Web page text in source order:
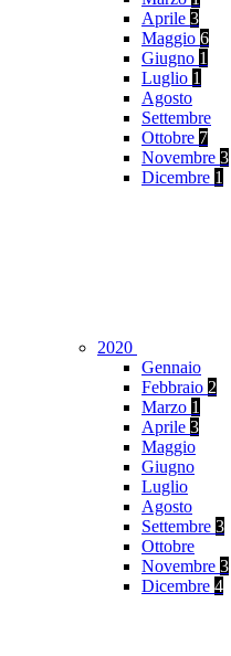
Aprile 3
Maggio 6
Giugno 1
Luglio 1
Agosto
Settembre
Ottobre 7
Novembre 3
Dicembre 1
2020
Gennaio
Febbraio 2
Marzo 1
Aprile 3
Maggio
Giugno
Luglio
Agosto
Settembre 3
Ottobre
Novembre 3
Dicembre 4